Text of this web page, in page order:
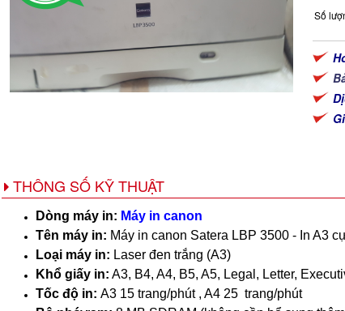
Số
THÔNG SỐ KỸ THUẬT
Dòng máy in: Máy in canon
Tên máy in: Máy in canon Satera LBP 3500 - In A3
Loại máy in: Laser đen trắng (A3)
Khổ giấy in: A3, B4, A4, B5, A5, Legal, Letter,
Tốc độ in: A3 15 trang/phút , A4 25 trang/phút